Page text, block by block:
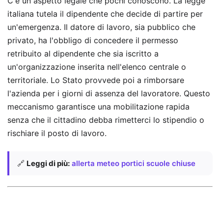
italiana tutela il dipendente che decide di partire per
un'emergenza. Il datore di lavoro, sia pubblico che
privato, ha l'obbligo di concedere il permesso
retribuito al dipendente che sia iscritto a
un'organizzazione inserita nell'elenco centrale o
territoriale. Lo Stato provvede poi a rimborsare
l'azienda per i giorni di assenza del lavoratore. Questo
meccanismo garantisce una mobilitazione rapida
senza che il cittadino debba rimetterci lo stipendio o
rischiare il posto di lavoro.
🔗 Leggi di più: allerta meteo portici scuole chiuse